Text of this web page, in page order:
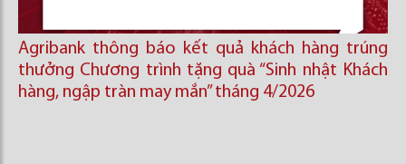
Agribank thông báo kết quả khách hàng trúng
thưởng Chương trình tặng quà “Sinh nhật Khách
hàng, ngập tràn may mắn” tháng 4/2026